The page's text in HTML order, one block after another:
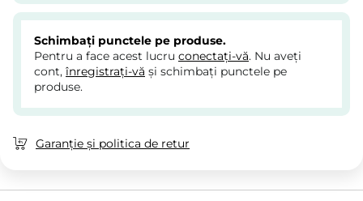
Schimbați punctele pe produse.
Pentru a face acest lucru conectați-vă. Nu aveți
cont, înregistrați-vă și schimbați punctele pe
produse.
Garanție și politica de retur